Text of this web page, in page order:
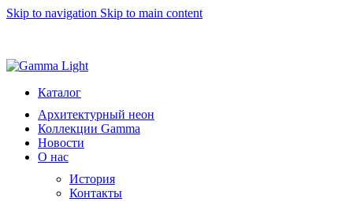
Skip to navigation Skip to main content
Каталог
Архитектурный неон
Коллекции Gamma
Новости
О нас
История
Контакты